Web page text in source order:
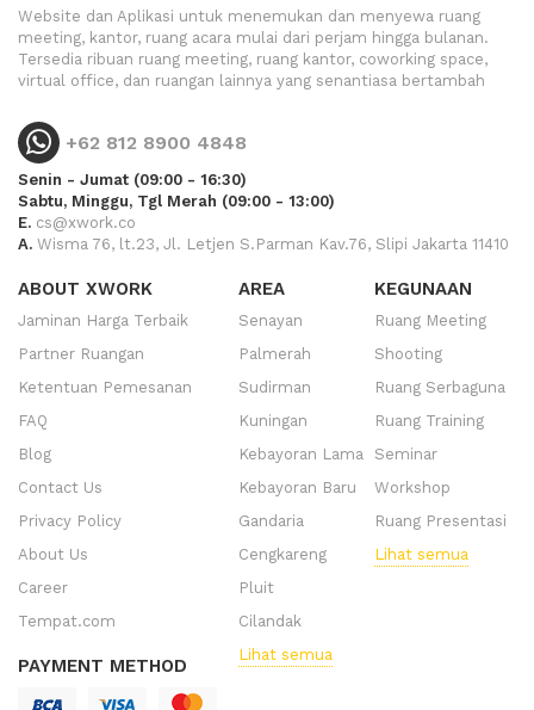
Website dan Aplikasi untuk menemukan dan menyewa ruang
meeting, kantor, ruang acara mulai dari perjam hingga bulanan.
Tersedia ribuan ruang meeting, ruang kantor, coworking space,
virtual office, dan ruangan lainnya yang senantiasa bertambah
+62 812 8900 4848
Senin - Jumat (09:00 - 16:30)
Sabtu, Minggu, Tgl Merah (09:00 - 13:00)
E. cs@xwork.co
A. Wisma 76, lt.23, Jl. Letjen S.Parman Kav.76, Slipi Jakarta 11410
ABOUT XWORK
Jaminan Harga Terbaik
Partner Ruangan
Ketentuan Pemesanan
FAQ
Blog
Contact Us
Privacy Policy
About Us
Career
Tempat.com
PAYMENT METHOD
AREA
Senayan
Palmerah
Sudirman
Kuningan
Kebayoran Lama
Kebayoran Baru
Gandaria
Cengkareng
Pluit
Cilandak
Lihat semua
KEGUNAAN
Ruang Meeting
Shooting
Ruang Serbaguna
Ruang Training
Seminar
Workshop
Ruang Presentasi
Lihat semua